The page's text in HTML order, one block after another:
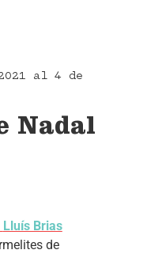
al 4 de
Nadal
Lluís Brias
de